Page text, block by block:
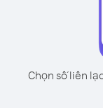
Chọn số liên